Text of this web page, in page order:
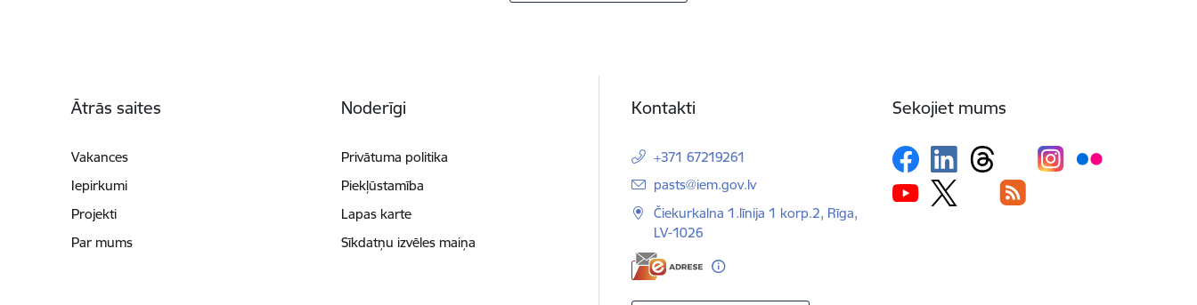
Ātrās saites
Vakances
Iepirkumi
Projekti
Par mums
Noderīgi
Privātuma politika
Piekļūstamība
Lapas karte
Sīkdatņu izvēles maiņa
Kontakti
+371 67219261
E-pasts:
pasts@iem.gov.lv
Čiekurkalna 1.līnija 1 korp.2, Rīga,
LV-1026
Sekojiet mums